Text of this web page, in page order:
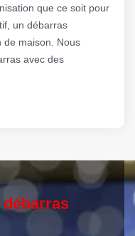
que ce soit pour
un débarras
de maison. Nous
avec des